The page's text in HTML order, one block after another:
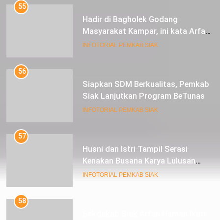
55
Hadir di Bagholek Godang
Masyarakat Kampar, ini kata Arfan
Usman
INFOTORIAL PEMKAB SIAK
56
Siapkan SDM Berkualitas, Pemkab
Siak Lanjutkan Program BeTunas
INFOTORIAL PEMKAB SIAK
57
Husni dan Istri Tampil Serasi
Kenakan Busana Karya Lulusan
SMK Pariwisata Siak, di Lancang
INFOTORIAL PEMKAB SIAK
58